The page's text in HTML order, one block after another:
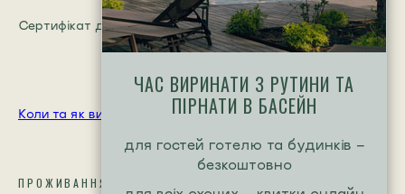
Сертифікат діє 6 місяців з моменту оплати.
Коли та як використати сертифікат
ПРОЖИВАННЯ
ЧАС ВИРИНАТИ З РУТИНИ ТА
ПІРНАТИ В БАСЕЙН
для гостей готелю та будинків -
безкоштовно